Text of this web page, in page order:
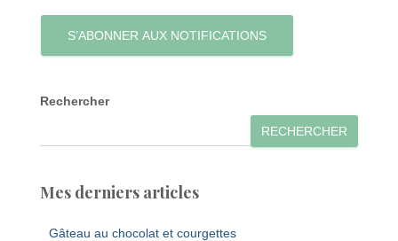
S’ABONNER AUX NOTIFICATIONS
Rechercher
RECHERCHER
Mes derniers articles
Gâteau au chocolat et courgettes